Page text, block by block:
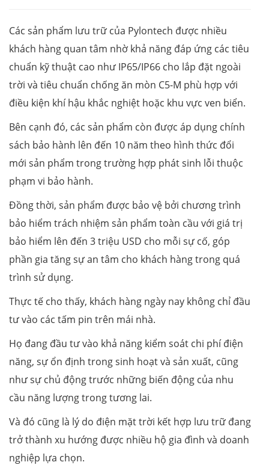
Các sản phẩm lưu trữ của Pylontech được nhiều
khách hàng quan tâm nhờ khả năng đáp ứng các tiêu
chuẩn kỹ thuật cao như IP65/IP66 cho lắp đặt ngoài
trời và tiêu chuẩn chống ăn mòn C5-M phù hợp với
điều kiện khí hậu khắc nghiệt hoặc khu vực ven biển.
Bên cạnh đó, các sản phẩm còn được áp dụng chính
sách bảo hành lên đến 10 năm theo hình thức đổi
mới sản phẩm trong trường hợp phát sinh lỗi thuộc
phạm vi bảo hành.
Đồng thời, sản phẩm được bảo vệ bởi chương trình
bảo hiểm trách nhiệm sản phẩm toàn cầu với giá trị
bảo hiểm lên đến 3 triệu USD cho mỗi sự cố, góp
phần gia tăng sự an tâm cho khách hàng trong quá
trình sử dụng.
Thực tế cho thấy, khách hàng ngày nay không chỉ đầu
tư vào các tấm pin trên mái nhà.
Họ đang đầu tư vào khả năng kiểm soát chi phí điện
năng, sự ổn định trong sinh hoạt và sản xuất, cũng
như sự chủ động trước những biến động của nhu
cầu năng lượng trong tương lai.
Và đó cũng là lý do điện mặt trời kết hợp lưu trữ đang
trở thành xu hướng được nhiều hộ gia đình và doanh
nghiệp lựa chọn.